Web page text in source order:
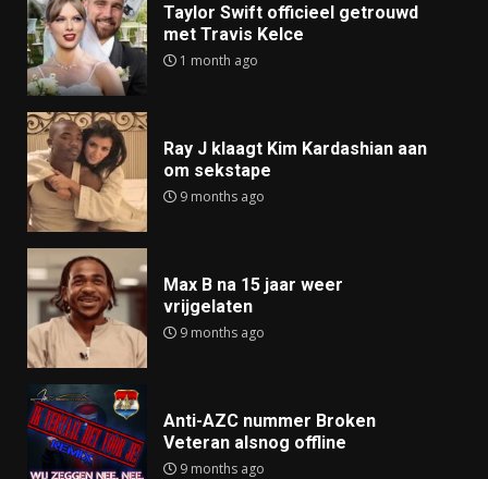
Taylor Swift officieel getrouwd
met Travis Kelce
1 month ago
Ray J klaagt Kim Kardashian aan
om sekstape
9 months ago
Max B na 15 jaar weer
vrijgelaten
9 months ago
Anti-AZC nummer Broken
Veteran alsnog offline
9 months ago